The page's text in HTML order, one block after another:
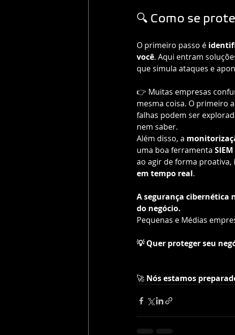
🔍 Como se
O primeiro passo é
você. Aqui entram
que simula ataques e
👉 Muitas empresas
mesma coisa. O primeiro
falhas podem ser
nem saber.
Além disso, a
uma boa ferramenta
ao agir de forma proativa,
em tempo real.
A segurança cibernética
do negócio.
Pequenas e Médias
💡 Quer proteger seu
🚀 Nós estamos